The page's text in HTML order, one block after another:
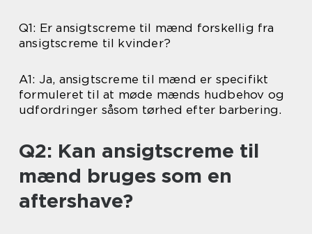
Q1: Er ansigtscreme til mænd forskellig fra
ansigtscreme til kvinder?
A1: Ja, ansigtscreme til mænd er specifikt
formuleret til at møde mænds hudbehov og
udfordringer såsom tørhed efter barbering.
Q2: Kan ansigtscreme til
mænd bruges som en
aftershave?